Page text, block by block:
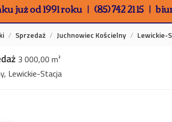
już od 1991 roku (85) 742 21 15
Sprzedaż Juchnowiec Kościelny Lewickie-
3 000,00 m²
Lewickie-Stacja